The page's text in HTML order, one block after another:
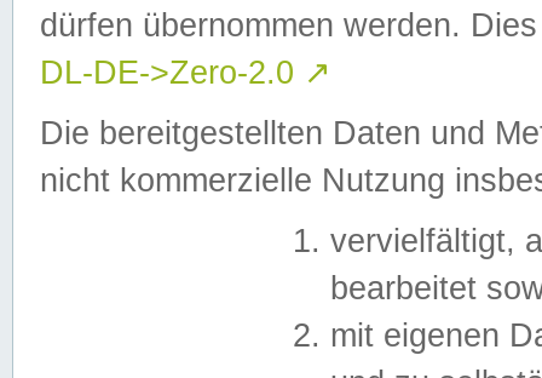
dürfen übernommen werden.
DL-DE->Zero-2.0 ↗
Die bereitgestellten Daten und
nicht kommerzielle Nutzung
vervielfältigt,
bearbeitet
mit eigenen